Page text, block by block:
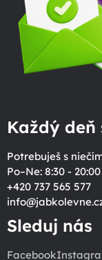
Každý deň
Potrebuješ s
Po–Ne: 8:30 - 20:00
+420 737 565 577
info@
Sleduj nás
Facebook